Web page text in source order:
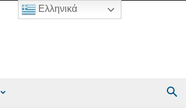
Ελληνικά